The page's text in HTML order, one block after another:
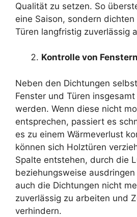
Qualität zu setzen. So
eine Saison, sondern
Türen langfristig zuverlässig
Kontrolle von
Neben den Dichtungen
Fenster und Türen
werden. Wenn diese nicht
entsprechen, passiert es
es zu einem Wärmeverlust
können sich Holztüren
Spalte entstehen, durch die
beziehungsweise
auch die Dichtungen nicht
zuverlässig zu arbeiten und
verhindern.